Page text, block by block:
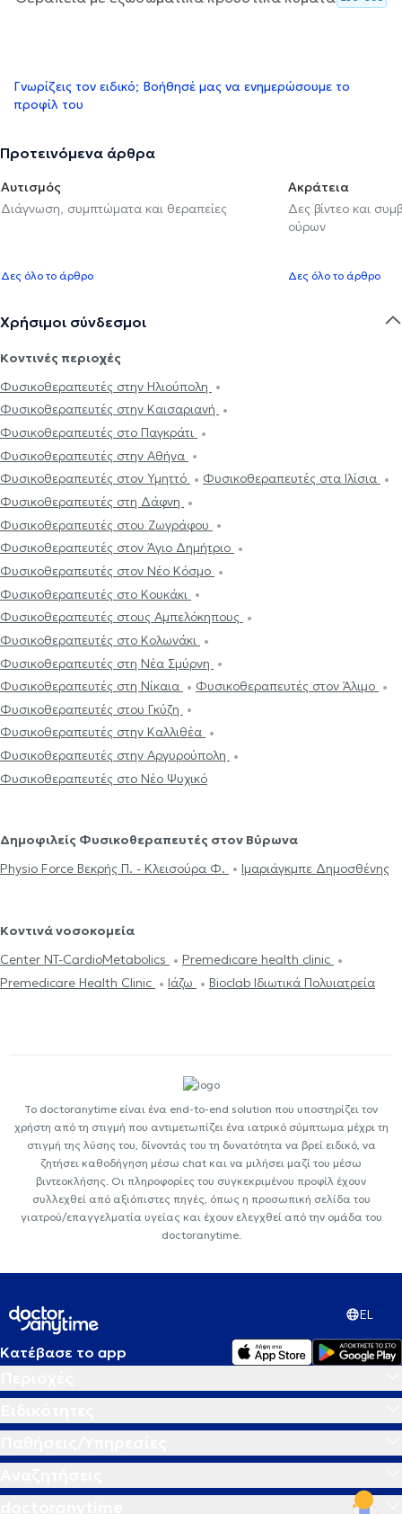
Γνωρίζεις τον ειδικό; Βοήθησέ μας να ενημερώσουμε το
προφίλ του
Προτεινόμενα άρθρα
Αυτισμός
Διάγνωση, συμπτώματα και θεραπείες
Δες όλο το άρθρο
Ακράτεια
Δες βίντεο και
ούρων
Δες όλο το άρθρο
Χρήσιμοι σύνδεσμοι
Κοντινές περιοχές
Φυσικοθεραπευτές στην Ηλιούπολη
Φυσικοθεραπευτές στην Καισαριανή
Φυσικοθεραπευτές στο Παγκράτι
Φυσικοθεραπευτές στην Αθήνα
Φυσικοθεραπευτές στον Υμηττό
Φυσικοθεραπευτές στα Ιλίσια
Φυσικοθεραπευτές στη Δάφνη
Φυσικοθεραπευτές στου Ζωγράφου
Φυσικοθεραπευτές στον Άγιο Δημήτριο
Φυσικοθεραπευτές στον Νέο Κόσμο
Φυσικοθεραπευτές στο Κουκάκι
Φυσικοθεραπευτές στους Αμπελόκηπους
Φυσικοθεραπευτές στο Κολωνάκι
Φυσικοθεραπευτές στη Νέα Σμύρνη
Φυσικοθεραπευτές στη Νίκαια
Φυσικοθεραπευτές στον Άλιμο
Φυσικοθεραπευτές στου Γκύζη
Φυσικοθεραπευτές στην Καλλιθέα
Φυσικοθεραπευτές στην Αργυρούπολη
Φυσικοθεραπευτές στο Νέο Ψυχικό
Δημοφιλείς Φυσικοθεραπευτές στον Βύρωνα
Physio Force Βεκρής Π. - Κλεισούρα Φ.
Ιμαριάγκμπε Δημοσθένης
Κοντινά νοσοκομεία
Center NT-CardioMetabolics
Premedicare health clinic
Premedicare Health Clinic
Ιάζω Bioclab Ιδιωτικά Πολυιατρεία
Το doctoranytime είναι ένα end-to-end solution που υποστηρίζει τον
χρήστη από τη στιγμή που αντιμετωπίζει ένα ιατρικό σύμπτωμα μέχρι τη
στιγμή της λύσης του, δίνοντάς του τη δυνατότητα να βρεί ειδικό, να
ζητήσει καθοδήγηση μέσω chat και να μιλήσει μαζί του μέσω
βιντεοκλήσης. Οι πληροφορίες του συγκεκριμένου προφίλ έχουν
συλλεχθεί από αξιόπιστες πηγές, όπως η προσωπική σελίδα του
γιατρού/επαγγελματία υγείας και έχουν ελεγχθεί από την ομάδα του
doctoranytime.
EL
Κατέβασε το app